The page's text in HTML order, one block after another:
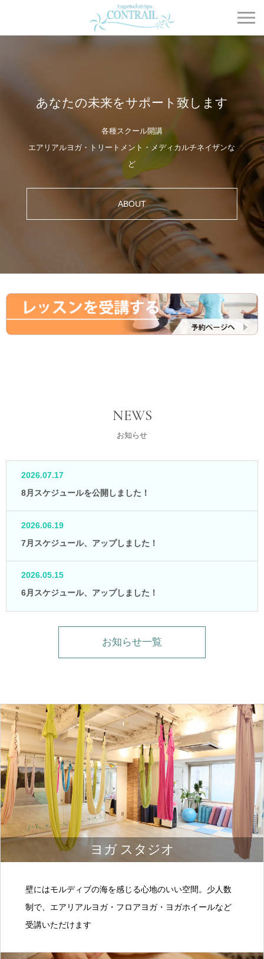
初めてのヨガ・エアリアルヨガ
ほっとできるヨガスタジオ
心と体のリフレッシュ お子様連れ可能なクラスも多数！
キッズヨガ・学割（中高）・シニア割あり
ABOUT
NEWS
お知らせ
2026.07.17
8月スケジュールを公開しました！
2026.06.19
7月スケジュール、アップしました！
2026.05.15
6月スケジュール、アップしました！
お知らせ一覧
ヨガ スタジオ
壁にはモルディブの海を感じる心地のいい空間。少人数
制で、エアリアルヨガ・フロアヨガ・ヨガホイールなど
受講いただけます